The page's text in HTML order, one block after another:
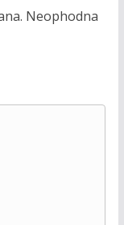
Neophodna